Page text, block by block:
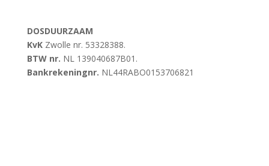
DOSDUURZAAM
KvKZwolle nr. 53328388.
BTW nr. NL 139040687B01.
Bankrekeningnr. NL44RABO0153706821